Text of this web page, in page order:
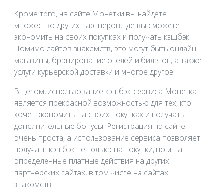
Кроме того, на сайте Монетки вы найдете
множество других партнеров, где вы сможете
экономить на своих покупках и получать кэшбэк.
Помимо сайтов знакомств, это могут быть онлайн-
магазины, бронирование отелей и билетов, а также
услуги курьерской доставки и многое другое.
В целом, использование кэшбэк-сервиса Монетка
является прекрасной возможностью для тех, кто
хочет экономить на своих покупках и получать
дополнительные бонусы. Регистрация на сайте
очень проста, а использование сервиса позволяет
получать кэшбэк не только на покупки, но и на
определенные платные действия на других
партнерских сайтах, в том числе на сайтах
знакомств.